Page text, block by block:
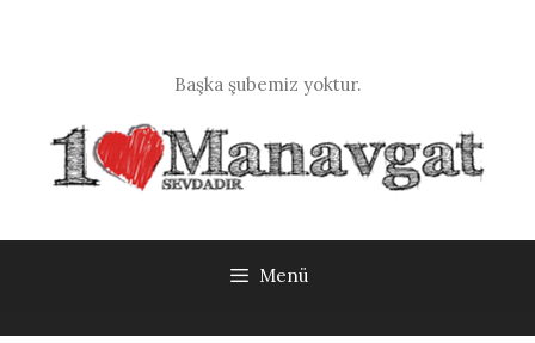
Başka şubemiz yoktur.
Menü